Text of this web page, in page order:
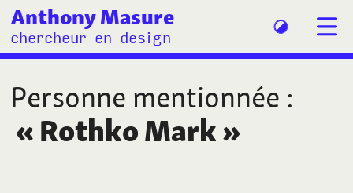
Anthony Masure
chercheur en design
Personne mentionnée :
« Rothko Mark»